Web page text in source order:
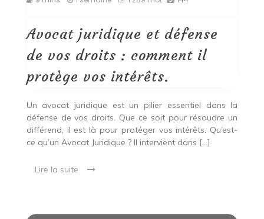
défense
de
droits
comment
protège
vos
intérêts.
Avocat juridique et défense
de vos droits : comment il
protège vos intérêts.
Un avocat juridique est un pilier essentiel dans la
défense de vos droits. Que ce soit pour résoudre un
différend, il est là pour protéger vos intérêts. Qu’est-
ce qu’un Avocat Juridique ? Il intervient dans […]
Lire la suite